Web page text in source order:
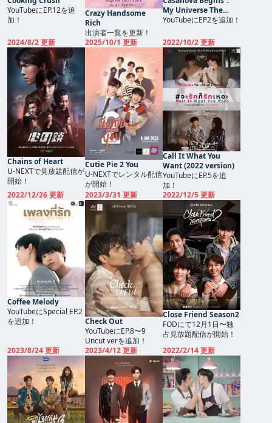
YouTubeにEP.12を追
加！
Crazy Handsome
Rich
出演者一覧を更新！
My Universe The
Series
YouTubeにEP2を追加！
2024/8/2 更新
Chains of Heart
U-NEXTで見放題配信が
開始！
2025/10/1 更新
Cutie Pie 2 You
U-NEXTでレンタル配信
が開始！
2022/10/2 更新
Call It What You
Want (2022 version)
YouTubeにEP.5を追
加！
2022/12/26 更新
Coffee Melody
YouTubeにSpecial EP.2
を追加！
2023/3/31 更新
Check Out
YouTubeにEP.8〜9
Uncut verを追加！
2022/12/5 更新
Close Friend Season2
FODにて12月1日〜独
占見放題配信が開始！
2023/8/24 更新
2023/4/12 更新 2022/2/14 更新